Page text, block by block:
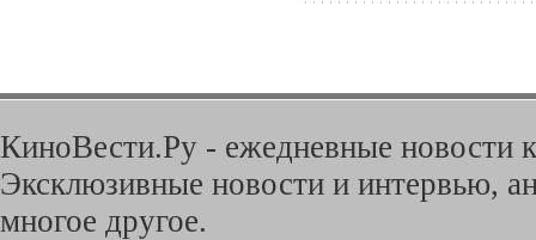
КиноВести.Ру - ежедневные новости
Эксклюзивные новости и интервью,
многое другое.